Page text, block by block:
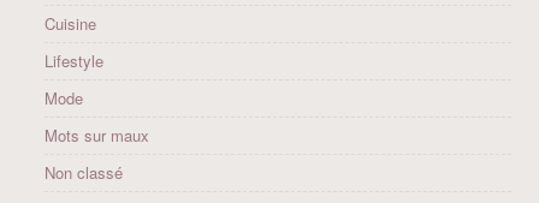
Cuisine
Lifestyle
Mode
Mots sur maux
Non classé